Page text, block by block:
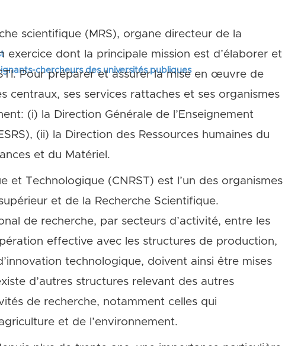
chercheurs des universités publiques
scientifique (MRS), organe directeur de la
dont la principale mission est d’élaborer et
Pour préparer et assurer la mise en œuvre de
centraux, ses services rattaches et ses organismes
(i) la Direction Générale de l’Enseignement
(ii) la Direction des Ressources humaines du
et du Matériel.
et Technologique (CNRST) est l’un des organismes
et de la Recherche Scientifique.
de recherche, par secteurs d’activité, entre les
effective avec les structures de production,
technologique, doivent ainsi être mises
d’autres structures relevant des autres
de recherche, notamment celles qui
et de l’environnement.